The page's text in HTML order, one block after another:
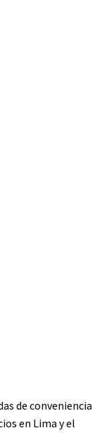
de conveniencia
en Lima y el